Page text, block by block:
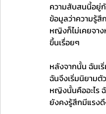
ความสับสนนี้อยู่
ข้อมูลว่าความรู้
หญิงก็ไม่เคยจา
ขึ้นเรื่อยๆ
หลังจากนั้น ฉันเ
ฉันจึงเริ่มนิยามตั
หญิงนั้นคืออะไร
ยังคงรู้สึกมีแรง